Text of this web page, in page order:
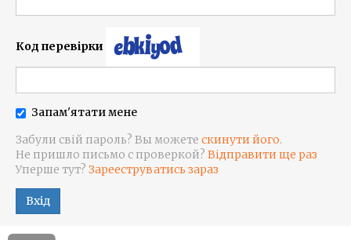
Код перевірки
Запам'ятати мене
Забули свій пароль? Вы можете скинути його.
Не пришло письмо с проверкой? Відправити ще раз
Уперше тут? Зарееструватись зараз
Вхід